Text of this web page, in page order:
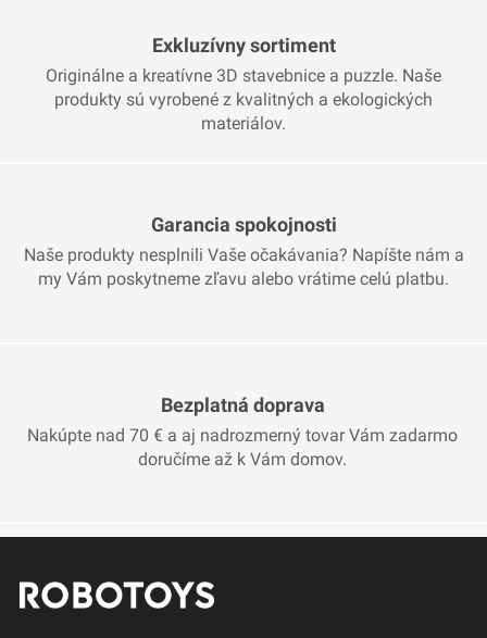
Exkluzívny sortiment
Originálne a kreatívne 3D stavebnice a puzzle. Naše
produkty sú vyrobené z kvalitných a ekologických
materiálov.
Garancia spokojnosti
Naše produkty nesplnili Vaše očakávania? Napíšte nám a
my Vám poskytneme zľavu alebo vrátime celú platbu.
Bezplatná doprava
Nakúpte nad 70 € a aj nadrozmerný tovar Vám zadarmo
doručíme až k Vám domov.